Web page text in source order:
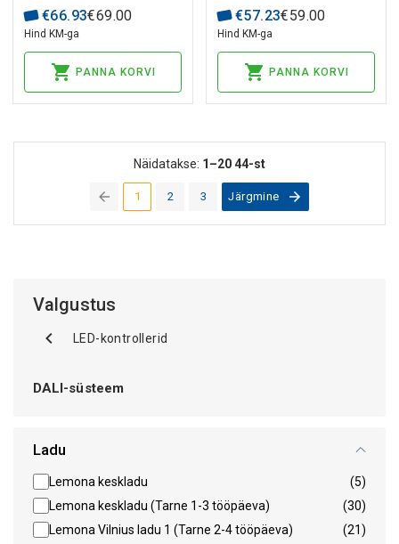
Sunricher
€66.93€69.00
Hind KM-ga
PANNA KORVI
Sunricher
€57.23€59.00
Hind KM-ga
PANNA KORVI
1(current)
2 3 Järgmine
Näidatakse: 1–2044-st
Valgustus
LED-kontrollerid
DALI-süsteem
Ladu
Lemona keskladu
(5)
Lemona keskladu (Tarne 1-3 tööpäeva)
(30)
Lemona Vilnius ladu 1 (Tarne 2-4 tööpäeva)
(21)